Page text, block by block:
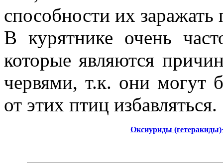
способности их заражать
В курятнике очень
которые являются
червями, т.к. они могут
от этих птиц избавляться.
Оксиуриды